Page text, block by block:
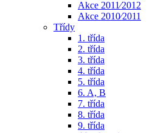
Akce 2011⁄2012
Akce 2010⁄2011
Třídy
1. třída
2. třída
3. třída
4. třída
5. třída
6. A, B
7. třída
8. třída
9. třída